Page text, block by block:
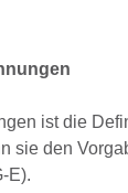
ist die
sie den
E).